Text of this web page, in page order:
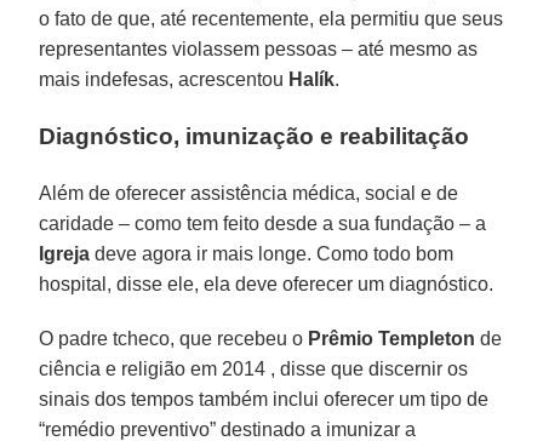
o fato de que, até recentemente, ela permitiu que seus
representantes violassem pessoas – até mesmo as
mais indefesas, acrescentou Halík.
Diagnóstico, imunização e reabilitação
Além de oferecer assistência médica, social e de
caridade – como tem feito desde a sua fundação – a
Igreja deve agora ir mais longe. Como todo bom
hospital, disse ele, ela deve oferecer um diagnóstico.
O padre tcheco, que recebeu o Prêmio Templeton de
ciência e religião em 2014 , disse que discernir os
sinais dos tempos também inclui oferecer um tipo de
“remédio preventivo” destinado a imunizar a